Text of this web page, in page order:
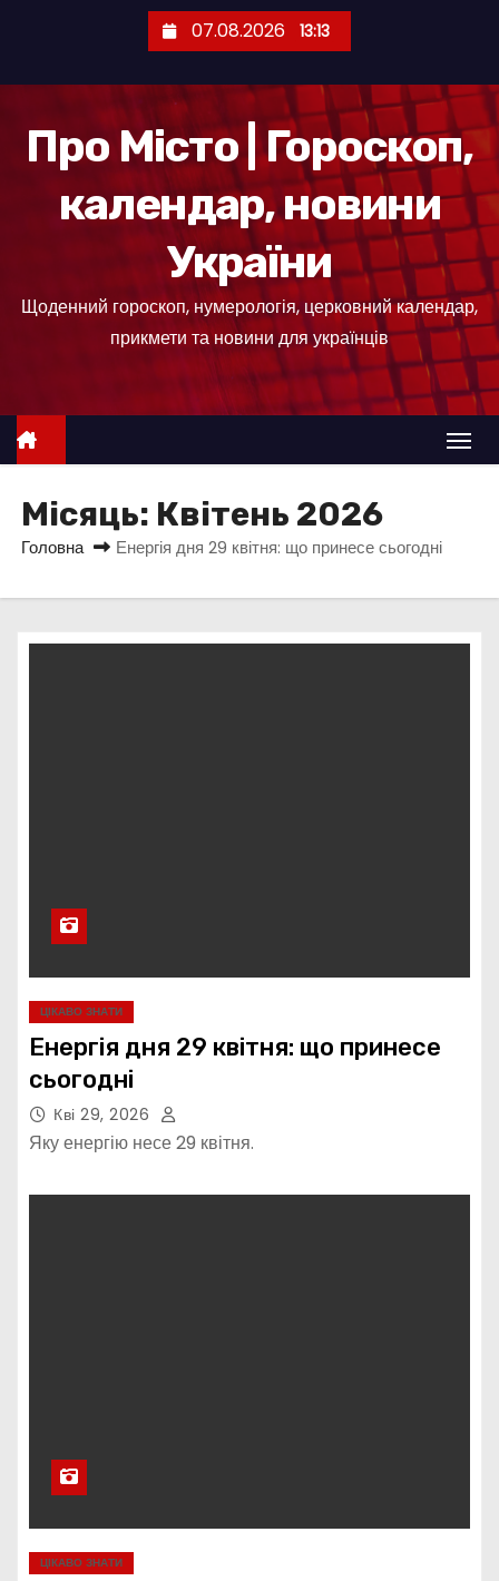
е
07.08.2026 13:13
Про Місто | Гороскоп,
календар, новини
України
Щоденний гороскоп, нумерологія, церковний календар,
прикмети та новини для українців
Місяць: Квітень 2026
Головна Енергія дня 29 квітня: що принесе сьогодні
ЦІКАВО ЗНАТИ
Енергія дня 29 квітня: що принесе
сьогодні
Кві 29, 2026
Яку енергію несе 29 квітня.
ЦІКАВО ЗНАТИ